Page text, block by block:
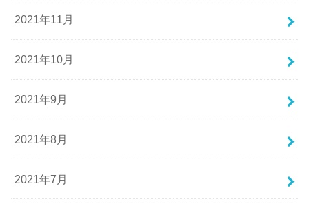
2021年11月
2021年10月
2021年9月
2021年8月
2021年7月